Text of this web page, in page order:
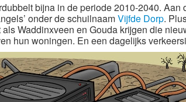
bijna in de periode 2010-2040. Aan
onder de schuilnaamVijfde Dorp.
Waddinxveen en Gouda krijgen die
hun woningen. En een dagelijks